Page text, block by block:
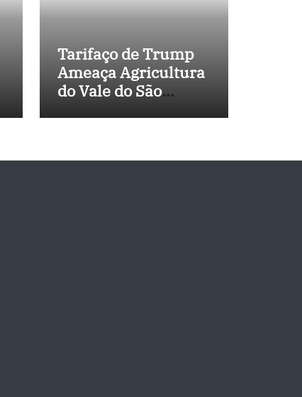
Tarifaço de Trump
Ameaça Agricultura
do Vale do São